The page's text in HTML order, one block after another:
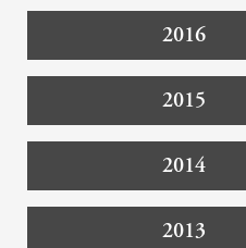
2016
2015
2014
2013